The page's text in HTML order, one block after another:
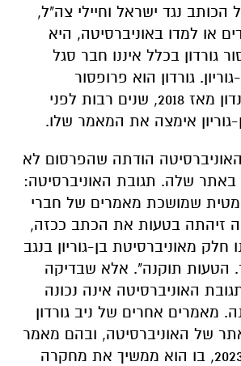
הכותב נגד ישראל וחיילי צה"ל,
או למדו באוניברסיטה, היא
גורדון בכלל איננו חבר סגל
גורדון הוא פרופסור
באוניברסיטת לונדון מאז 2018, שנים רבות לפני
גוריון אימצה את המאמר שלו.
הודתה שהפרסום לא
באתר שלה. תגובת האוניברסיטה:
שמושכת מאמרים של חברי
זיהתה בטעות את הכתב ככזה,
חלק מאוניברסיטת בן-גוריון בנגב
הטעות תוקנה". אלא שבדיקה
האוניברסיטה אינה נכונה
מאמרים אחרים של ניב גורדון
של האוניברסיטה, ובהם מאמר
שפורסם בשנת 2023, בו הוא ממשיך את מחקרה